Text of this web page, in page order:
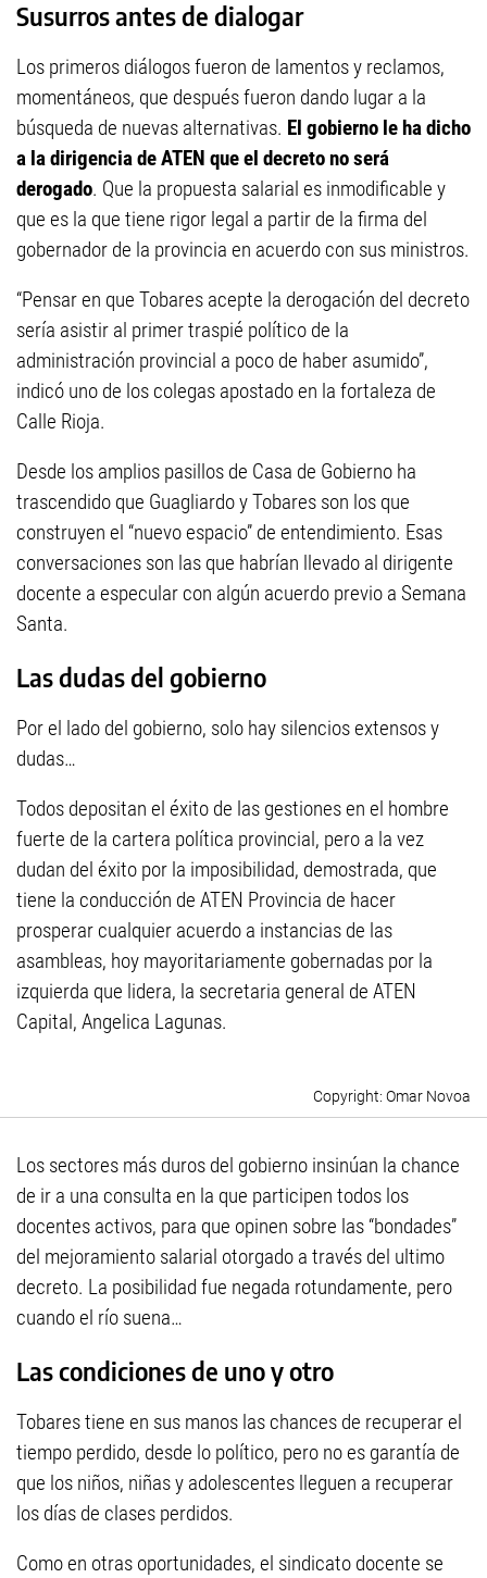
Susurros antes de dialogar
Los primeros diálogos fueron de lamentos y reclamos,
momentáneos, que después fueron dando lugar a la
búsqueda de nuevas alternativas. El gobierno le ha dicho
a la dirigencia de ATEN que el decreto no será
derogado. Que la propuesta salarial es inmodificable y
que es la que tiene rigor legal a partir de la firma del
gobernador de la provincia en acuerdo con sus ministros.
“Pensar en que Tobares acepte la derogación del decreto
sería asistir al primer traspié político de la
administración provincial a poco de haber asumido”,
indicó uno de los colegas apostado en la fortaleza de
Calle Rioja.
Desde los amplios pasillos de Casa de Gobierno ha
trascendido que Guagliardo y Tobares son los que
construyen el “nuevo espacio” de entendimiento. Esas
conversaciones son las que habrían llevado al dirigente
docente a especular con algún acuerdo previo a Semana
Santa.
Las dudas del gobierno
Por el lado del gobierno, solo hay silencios extensos y
dudas…
Todos depositan el éxito de las gestiones en el hombre
fuerte de la cartera política provincial, pero a la vez
dudan del éxito por la imposibilidad, demostrada, que
tiene la conducción de ATEN Provincia de hacer
prosperar cualquier acuerdo a instancias de las
asambleas, hoy mayoritariamente gobernadas por la
izquierda que lidera, la secretaria general de ATEN
Capital, Angelica Lagunas.
Omar Novoa
Los sectores más duros del gobierno insinúan la chance
de ir a una consulta en la que participen todos los
docentes activos, para que opinen sobre las “bondades”
del mejoramiento salarial otorgado a través del ultimo
decreto. La posibilidad fue negada rotundamente, pero
cuando el río suena…
Las condiciones de uno y otro
Tobares tiene en sus manos las chances de recuperar el
tiempo perdido, desde lo político, pero no es garantía de
que los niños, niñas y adolescentes lleguen a recuperar
los días de clases perdidos.
Como en otras oportunidades, el sindicato docente se